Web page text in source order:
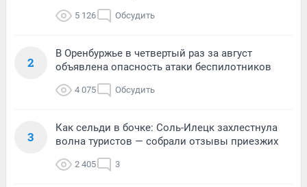
5 126 Обсудить
2
В Оренбуржье в четвертый раз за август
объявлена опасность атаки беспилотников
4 075 Обсудить
3
Как сельди в бочке: Соль-Илецк захлестнула
волна туристов — собрали отзывы приезжих
2 405 3